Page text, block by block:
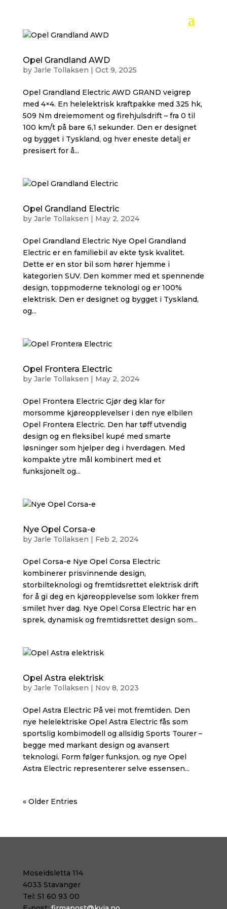
Opel Grandland AWD
by Jarle Tollaksen | Oct 9, 2025
Opel Grandland Electric AWD GRAND veigrep
med 4×4. En helelektrisk kraftpakke med 325 hk,
509 Nm dreiemoment og firehjulsdrift – fra 0 til
100 km/t på bare 6,1 sekunder. Den er designet
og bygget i Tyskland, og hver eneste detalj er
presisert for å...
Opel Grandland Electric
by Jarle Tollaksen | May 2, 2024
Opel Grandland Electric Nye Opel Grandland
Electric er en familiebil av ekte tysk kvalitet.
Dette er en stor bil som hører hjemme i
kategorien SUV. Den kommer med et spennende
design, toppmoderne teknologi og er 100%
elektrisk. Den er designet og bygget i Tyskland,
og...
Opel Frontera Electric
by Jarle Tollaksen | May 2, 2024
Opel Frontera Electric Gjør deg klar for
morsomme kjøreopplevelser i den nye elbilen
Opel Frontera Electric. Den har tøff utvendig
design og en fleksibel kupé med smarte
løsninger som hjelper deg i hverdagen. Med
kompakte ytre mål kombinert med et
funksjonelt og...
Nye Opel Corsa-e
by Jarle Tollaksen | Feb 2, 2024
Opel Corsa-e Nye Opel Corsa Electric
kombinerer prisvinnende design,
storbilteknologi og fremtidsrettet elektrisk drift
for å gi deg en kjøreopplevelse som lokker frem
smilet hver dag. Nye Opel Corsa Electric har en
sprek, dynamisk og fremtidsrettet design som...
Opel Astra elektrisk
by Jarle Tollaksen | Nov 8, 2023
Opel Astra Electric På vei mot fremtiden. Den
nye helelektriske Opel Astra Electric fås som
sportslig kombimodell og allsidig Sports Tourer –
begge med markant design og avansert
teknologi. Form følger funksjon, og nye Opel
Astra Electric representerer selve essensen...
« Older Entries
Moseidsletta 114
4033 Stavanger
Tel: 51 60 93 00